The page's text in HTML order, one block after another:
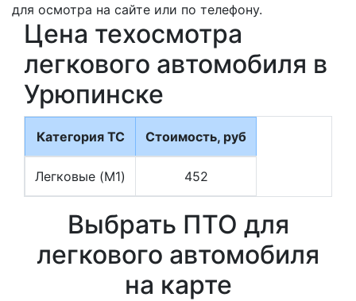
для осмотра на сайте или по телефону.
Цена техосмотра
легкового автомобиля в
Урюпинске
Категория ТС Стоимость, руб
Легковые (M1) 452
Выбрать ПТО для
легкового автомобиля
на карте